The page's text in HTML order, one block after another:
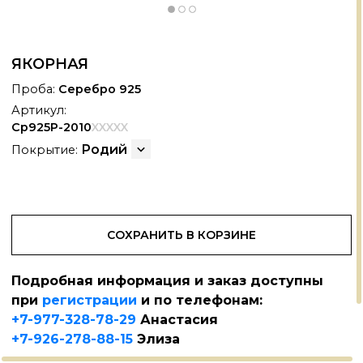
ЯКОРНАЯ
Проба: Серебро 925
Артикул:
Ср925Р-2010XXXXX
Покрытие: Родий
СОХРАНИТЬ В КОРЗИНЕ
Подробная информация и заказ доступны
при регистрации и по телефонам:
+7-977-328-78-29 Анастасия
+7-926-278-88-15 Элиза